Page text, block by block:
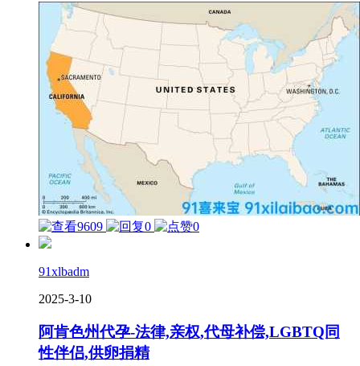
9609 0 0
91xlbadm
2025-3-10
阿肯色州代孕-法律,亲权,代母补偿,LGBTQ同
性伴侣,供卵捐精